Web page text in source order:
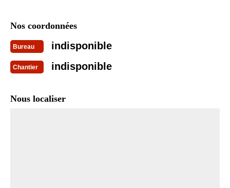
Nos coordonnées
Bureau indisponible
Chantier indisponible
Nous localiser